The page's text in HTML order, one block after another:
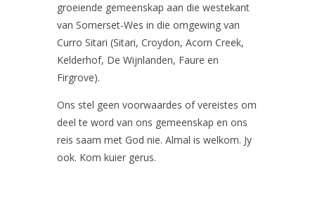
groeiende gemeenskap aan die westekant
van Somerset-Wes in die omgewing van
Curro Sitari (Sitari, Croydon, Acorn Creek,
Kelderhof, De Wijnlanden, Faure en
Firgrove).
Ons stel geen voorwaardes of vereistes om
deel te word van ons gemeenskap en ons
reis saam met God nie. Almal is welkom. Jy
ook. Kom kuier gerus.